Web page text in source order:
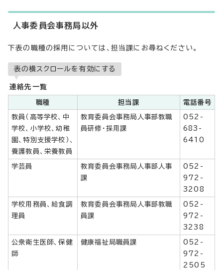
人事委員会事務局以外
下表の職種の採用については、担当課にお尋ねください。
表の横スクロールを有効にする
連絡先一覧
職種 担当課 電話番号
教員（高等学校、中
学校、小学校、幼稚
園、特別支援学校）、
養護教員、栄養教員
教育委員会事務局人事部教職
員研修・採用課
052-
683-
6410
学芸員
教育委員会事務局人事部人事
課
052-
972-
3208
学校用務員、給食調
理員
教育委員会事務局人事部教職
員課
052-
972-
3238
公衆衛生医師、保健
師
健康福祉局職員課
052-
972-
2505